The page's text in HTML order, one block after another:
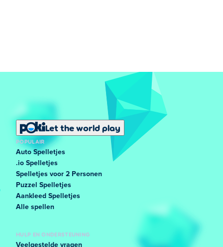
Let the world play
POPULAIR
Auto Spelletjes
.io Spelletjes
Spelletjes voor 2 Personen
Puzzel Spelletjes
Aankleed Spelletjes
Alle spellen
HULP EN ONDERSTEUNING
Veelgestelde vragen